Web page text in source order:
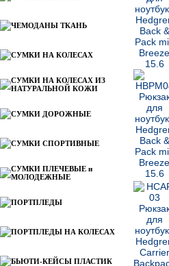
ЧЕМОДАНЫ ТКАНЬ
СУМКИ НА КОЛЕСАХ
СУМКИ НА КОЛЕСАХ ИЗ
НАТУРАЛЬНОЙ КОЖИ
СУМКИ ДОРОЖНЫЕ
СУМКИ СПОРТИВНЫЕ
СУМКИ ПЛЕЧЕВЫЕ и
МОЛОДЕЖНЫЕ
ПОРТПЛЕДЫ
ПОРТПЛЕДЫ НА КОЛЕСАХ
БЬЮТИ-КЕЙСЫ ПЛАСТИК